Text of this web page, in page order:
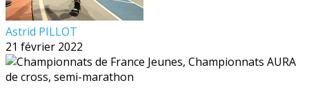
Astrid PILLOT
21 février 2022